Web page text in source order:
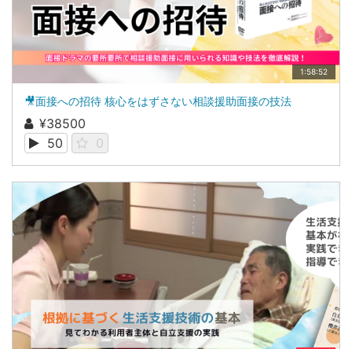
1:58:52
🎥面接への招待 核心をはずさない相談援助面接の技法
¥38500
50
0